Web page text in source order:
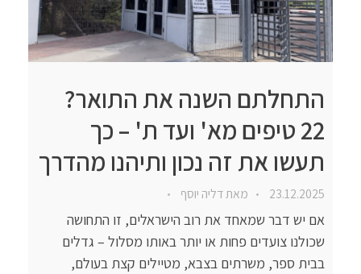
התחלתם השנה את התואר?
22 טיפים מא' ועד ת' – כך
תעשו את זה נכון ותיהנו מהדרך
23.12.2025 מאתדליה יוסף
אם יש דבר שמאחד את רוב הישראלים, זו התחושה
שכולנו צועדים פחות או יותר באותו מסלול – גדלים
בבית ספר, משרתים בצבא, מטיילים קצת בעולם,